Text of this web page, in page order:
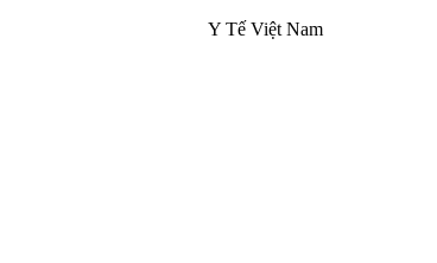
Y Tế Việt Nam